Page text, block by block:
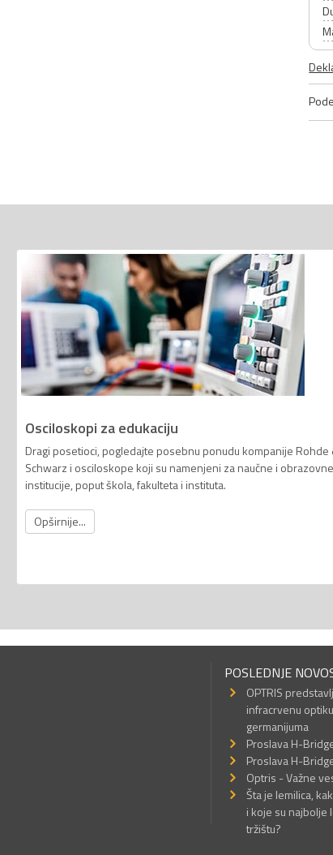
Osciloskopi za edukaciju
Dragi posetioci, pogledajte posebnu ponudu kompanije Rohde
Schwarz i osciloskope koji su namenjeni za naučne i obrazovne
institucije, poput škola, fakulteta i instituta.
Opširnije...
POSLEDNJE
OPTRIS
infracrvenu
germanijuma
Proslava H-
Proslava H-
Optris - Važne
Šta je lemilica,
i koje su najbolje
tržištu?